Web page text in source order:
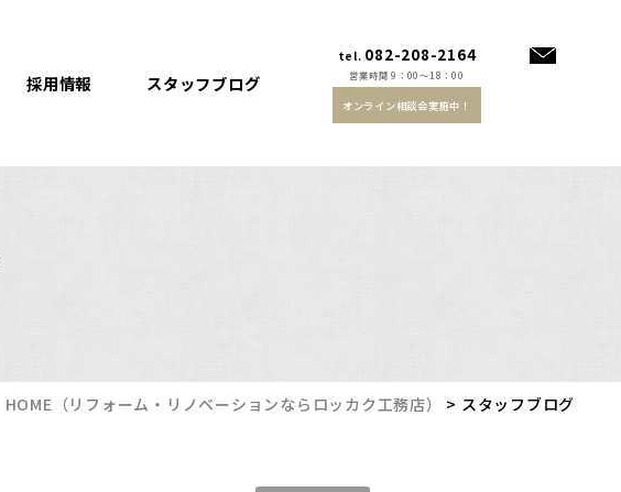
採用情報 スタッフブログ
tel. 082-208-2164
営業時間 9：00～18：00
オンライン相談会実施中！
HOME （リフォーム・リノベーションならロッカク工務店） > スタッフブログ